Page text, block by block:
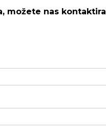
možete nas